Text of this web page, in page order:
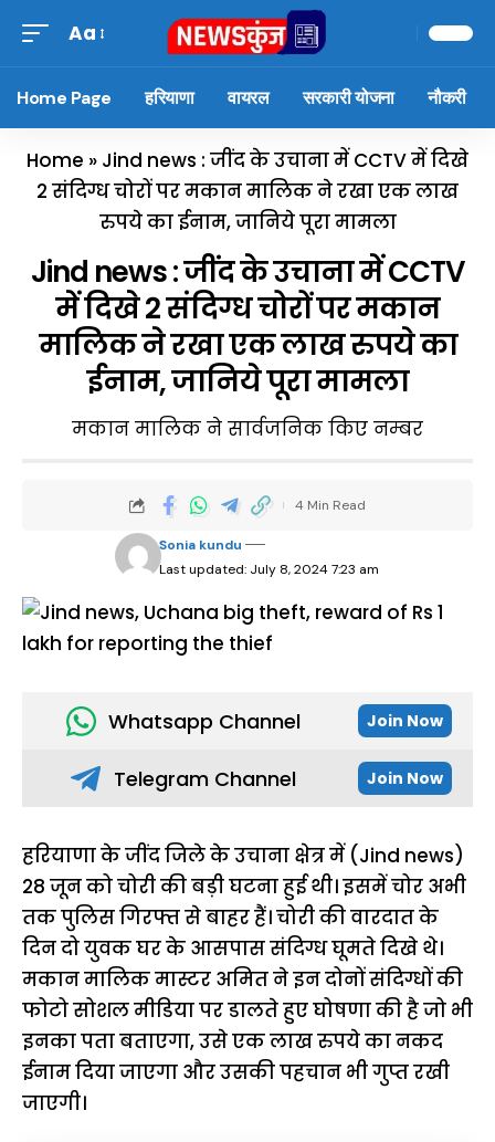
Aa
Home Page हरियाणा वायरल सरकारी योजना नौकरी
Home » Jind news : जींद के उचाना में CCTV में दिखे
2 संदिग्ध चोरों पर मकान मालिक ने रखा एक लाख
रुपये का ईनाम, जानिये पूरा मामला
Jind news : जींद के उचाना में CCTV
में दिखे 2 संदिग्ध चोरों पर मकान
मालिक ने रखा एक लाख रुपये का
ईनाम, जानिये पूरा मामला
मकान मालिक ने सार्वजनिक किए नम्बर
Last updated: July 8, 2024 7:23 am
Sonia kundu
4 Min Read
Whatsapp Channel Join Now
Telegram Channel Join Now
हरियाणा के जींद जिले के उचाना क्षेत्र में (Jind news)
28 जून को चोरी की बड़ी घटना हुई थी। इसमें चोर अभी
तक पुलिस गिरफ्त से बाहर हैं। चोरी की वारदात के
दिन दो युवक घर के आसपास संदिग्ध घूमते दिखे थे।
मकान मालिक मास्टर अमित ने इन दोनों संदिग्धों की
फोटो सोशल मीडिया पर डालते हुए घोषणा की है जो भी
इनका पता बताएगा, उसे एक लाख रुपये का नकद
ईनाम दिया जाएगा और उसकी पहचान भी गुप्त रखी
जाएगी।